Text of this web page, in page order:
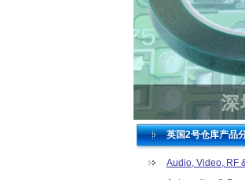
英国2号仓库产品
Audio, Video, RF